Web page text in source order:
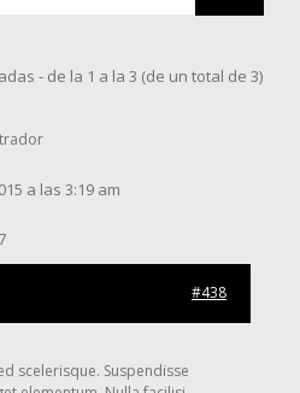
- de la 1 a la 3 (de un total de 3)
a las 3:19 am
#438
scelerisque. Suspendisse